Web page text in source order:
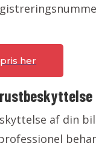
her
af din bil